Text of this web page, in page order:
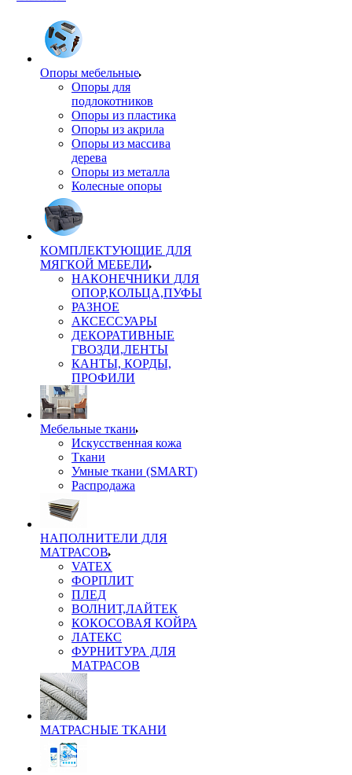
Опоры мебельные
Опоры для
подлокотников
Опоры из пластика
Опоры из акрила
Опоры из массива
дерева
Опоры из металла
Колесные опоры
КОМПЛЕКТУЮЩИЕ ДЛЯ
МЯГКОЙ МЕБЕЛИ
НАКОНЕЧНИКИ ДЛЯ
ОПОР,КОЛЬЦА,ПУФЫ
РАЗНОЕ
АКСЕССУАРЫ
ДЕКОРАТИВНЫЕ
ГВОЗДИ,ЛЕНТЫ
КАНТЫ, КОРДЫ,
ПРОФИЛИ
Мебельные ткани
Искусственная кожа
Ткани
Умные ткани (SMART)
Распродажа
НАПОЛНИТЕЛИ ДЛЯ
МАТРАСОВ
VATEX
ФОРПЛИТ
ПЛЕД
ВОЛНИТ,ЛАЙТЕК
КОКОСОВАЯ КОЙРА
ЛАТЕКС
ФУРНИТУРА ДЛЯ
МАТРАСОВ
МАТРАСНЫЕ ТКАНИ